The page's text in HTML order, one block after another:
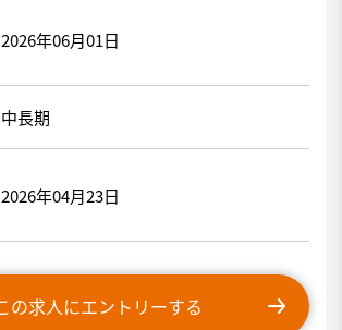
2026年06月01日
中長期
2026年04月23日
の求人にエントリーする